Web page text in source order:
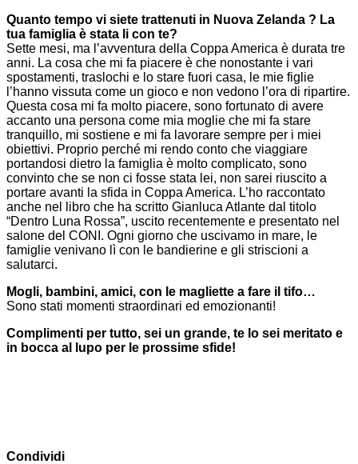
Quanto tempo vi siete trattenuti in Nuova Zelanda ? La
tua famiglia è stata li con te?
Sette mesi, ma l’avventura della Coppa America è durata tre
anni. La cosa che mi fa piacere è che nonostante i vari
spostamenti, traslochi e lo stare fuori casa, le mie figlie
l’hanno vissuta come un gioco e non vedono l’ora di ripartire.
Questa cosa mi fa molto piacere, sono fortunato di avere
accanto una persona come mia moglie che mi fa stare
tranquillo, mi sostiene e mi fa lavorare sempre per i miei
obiettivi. Proprio perché mi rendo conto che viaggiare
portandosi dietro la famiglia è molto complicato, sono
convinto che se non ci fosse stata lei, non sarei riuscito a
portare avanti la sfida in Coppa America. L’ho raccontato
anche nel libro che ha scritto Gianluca Atlante dal titolo
“Dentro Luna Rossa”, uscito recentemente e presentato nel
salone del CONI. Ogni giorno che uscivamo in mare, le
famiglie venivano lì con le bandierine e gli striscioni a
salutarci.
Mogli, bambini, amici, con le magliette a fare il tifo…
Sono stati momenti straordinari ed emozionanti!
Complimenti per tutto, sei un grande, te lo sei meritato e
in bocca al lupo per le prossime sfide!
Condividi